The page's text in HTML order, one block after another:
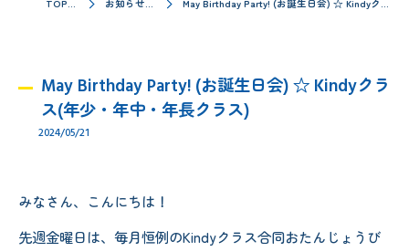
TOPページ お知らせ／ブログ May Birthday Party! (お誕生日会)‪ ☆ Kindyクラス(年少・年中・年長クラス)
May Birthday Party! (お誕生日会)‪ ☆ Kindyクラ
ス(年少・年中・年長クラス)
2024/05/21
みなさん、こんにちは！
先週金曜日は、毎月恒例のKindyクラス合同おたんじょうび